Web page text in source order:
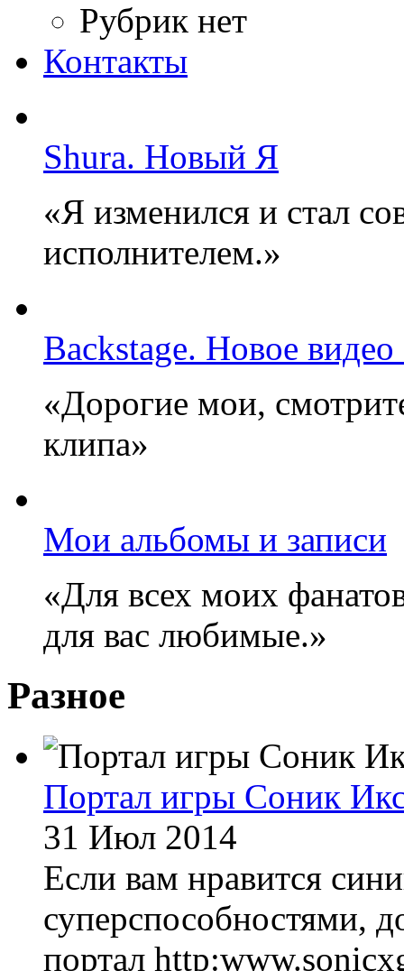
Рубрик нет
Контакты
Shura. Новый Я
«Я изменился и стал
исполнителем.»
Backstage. Новое
«Дорогие мои,
клипа»
Мои альбомы и записи
«Для всех моих
для вас любимые.»
Разное
Портал игры Соник
31 Июл 2014
Если вам нравится
суперспособностями,
портал